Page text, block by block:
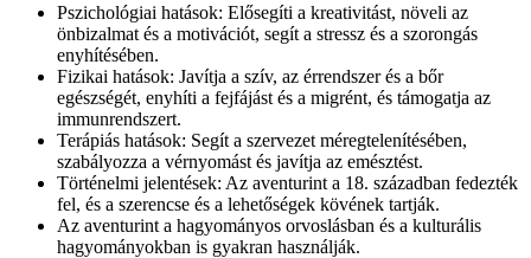
Pszichológiai hatások: Elősegíti a kreativitást, növeli az
önbizalmat és a motivációt, segít a stressz és a szorongás
enyhítésében.
Fizikai hatások: Javítja a szív, az érrendszer és a bőr
egészségét, enyhíti a fejfájást és a migrént, és támogatja az
immunrendszert.
Terápiás hatások: Segít a szervezet méregtelenítésében,
szabályozza a vérnyomást és javítja az emésztést.
Történelmi jelentések: Az aventurint a 18. században fedezték
fel, és a szerencse és a lehetőségek kövének tartják.
Az aventurint a hagyományos orvoslásban és a kulturális
hagyományokban is gyakran használják.